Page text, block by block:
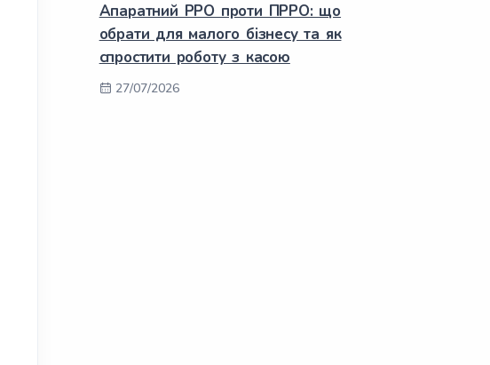
Апаратний РРО проти ПРРО: що
обрати для малого бізнесу та як
спростити роботу з касою
27/07/2026